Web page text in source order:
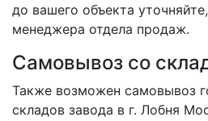
до вашего объекта
менеджера отдела продаж.
Самовывоз со
Также возможен самовывоз
складов завода в г. Лобня